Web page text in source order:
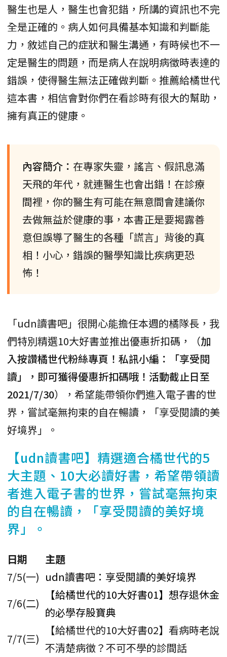
醫生也是人，醫生也會犯錯，所講的資訊也不完
全是正確的。病人如何具備基本知識和判斷能
力，敘述自己的症狀和醫生溝通，有時候也不一
定是醫生的問題，而是病人在說明病徵時表達的
錯誤，使得醫生無法正確做判斷。推薦給橘世代
這本書，相信會對你們在看診時有很大的幫助，
擁有真正的健康。
內容簡介： 在專家失靈，謠言、假訊息滿
天飛的年代，就連醫生也會出錯！在診療
間裡，你的醫生有可能在無意間會建議你
去做無益於健康的事，本書正是要揭露善
意但誤導了醫生的各種「謊言」背後的真
相！小心，錯誤的醫學知識比疾病更恐
怖！
「udn讀書吧」很開心能擔任本週的橘隊長，我
們特別精選10大好書並推出優惠折扣碼，（加
入按讚橘世代粉絲專頁！私訊小編：「享受閱
讀」，即可獲得優惠折扣碼哦！活動截止日至
2021/7/30），希望能帶領你們進入電子書的世
界，嘗試毫無拘束的自在暢讀，「享受閱讀的美
好境界」。
【udn讀書吧】精選適合橘世代的5
大主題、10大必讀好書，希望帶領讀
者進入電子書的世界，嘗試毫無拘束
的自在暢讀，「享受閱讀的美好境
界」。
日期
主題
7/5(一) udn讀書吧：享受閱讀的美好境界
7/6(二)
【給橘世代的10大好書01】想存退休金
的必學存股寶典
7/7(三)
【給橘世代的10大好書02】看病時老說
不清楚病徵？不可不學的診間話